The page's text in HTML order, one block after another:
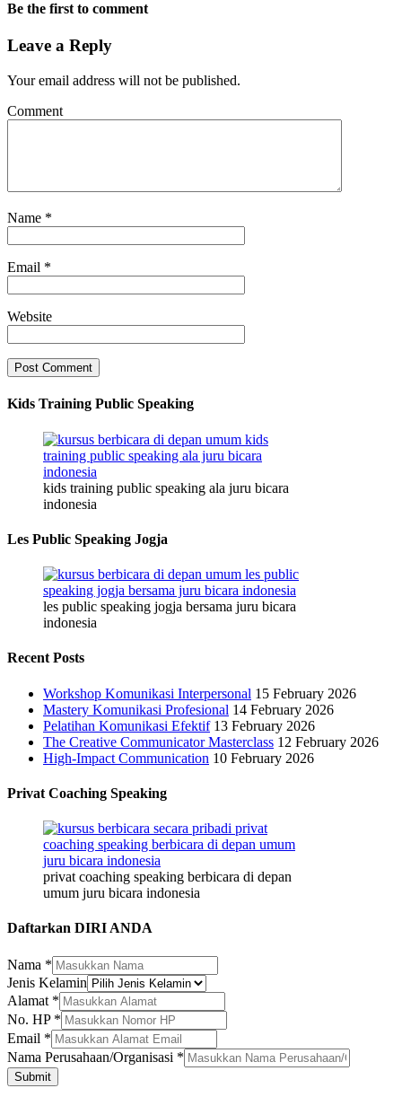
Be the first to comment
Leave a Reply
Your email address will not be published.
Comment
Name *
Email *
Website
Kids Training Public Speaking
kids training public speaking ala juru bicara
indonesia
Les Public Speaking Jogja
les public speaking jogja bersama juru bicara
indonesia
Recent Posts
Workshop Komunikasi Interpersonal 15 February 2026
Mastery Komunikasi Profesional 14 February 2026
Pelatihan Komunikasi Efektif 13 February 2026
The Creative Communicator Masterclass 12 February 2026
High-Impact Communication 10 February 2026
Privat Coaching Speaking
privat coaching speaking berbicara di depan
umum juru bicara indonesia
Daftarkan DIRI ANDA
Nama *
Jenis Kelamin
Alamat *
No. HP *
Email *
Jenis
Perusahaan/Organisasi
No.
Nama Perusahaan/Organisasi *
Submit